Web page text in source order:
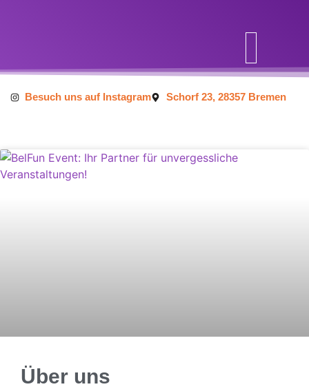
Besuch uns auf Instagram Schorf 23, 28357 Bremen
Über uns